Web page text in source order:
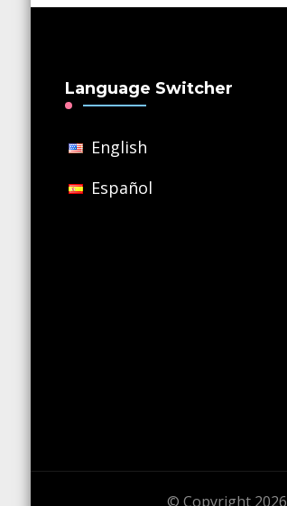
Language Switcher
English
Español
© Copyright 2026